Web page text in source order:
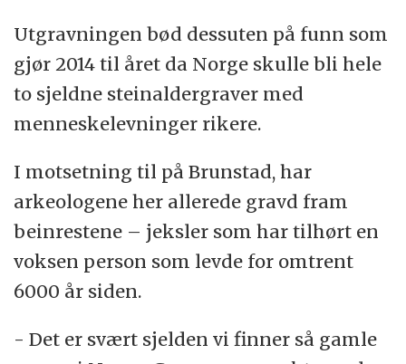
Utgravningen bød dessuten på funn som
gjør 2014 til året da Norge skulle bli hele
to sjeldne steinaldergraver med
menneskelevninger rikere.
I motsetning til på Brunstad, har
arkeologene her allerede gravd fram
beinrestene – jeksler som har tilhørt en
voksen person som levde for omtrent
6000 år siden.
- Det er svært sjelden vi finner så gamle